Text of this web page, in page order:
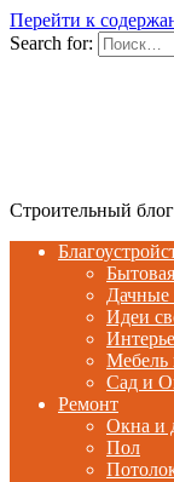
Перейти к
Search for:
Строительный
Идеи
Мебель
Сад и
Ремонт
Окна и
Пол